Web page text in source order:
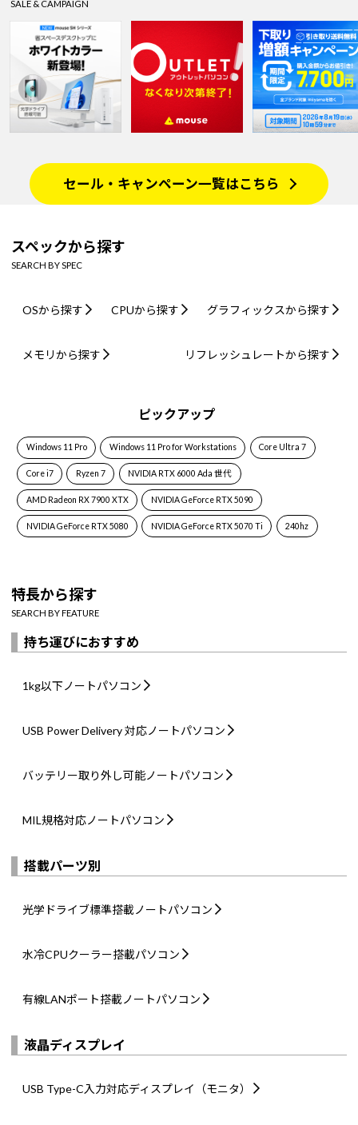
SALE & CAMPAIGN
セール・キャンペーン一覧はこちら
スペックから探す
SEARCH BY SPEC
OSから探す CPUから探す グラフィックスから探す
メモリから探す リフレッシュレートから探す
ピックアップ
Windows 11 Pro Windows 11 Pro for Workstations Core Ultra 7
Core i7 Ryzen 7 NVIDIA RTX 6000 Ada 世代
AMD Radeon RX 7900 XTX NVIDIA GeForce RTX 5090
NVIDIA GeForce RTX 5080 NVIDIA GeForce RTX 5070 Ti 240hz
特長から探す
SEARCH BY FEATURE
持ち運びにおすすめ
1kg以下 ノートパソコン
USB Power Delivery 対応ノートパソコン
バッテリー取り外し可能ノートパソコン
MIL規格対応ノートパソコン
搭載パーツ別
光学ドライブ標準搭載ノートパソコン
水冷CPUクーラー搭載パソコン
有線LANポート搭載ノートパソコン
液晶ディスプレイ
USB Type-C入力対応ディスプレイ（モニタ）